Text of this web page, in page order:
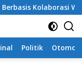
Warga
Politik